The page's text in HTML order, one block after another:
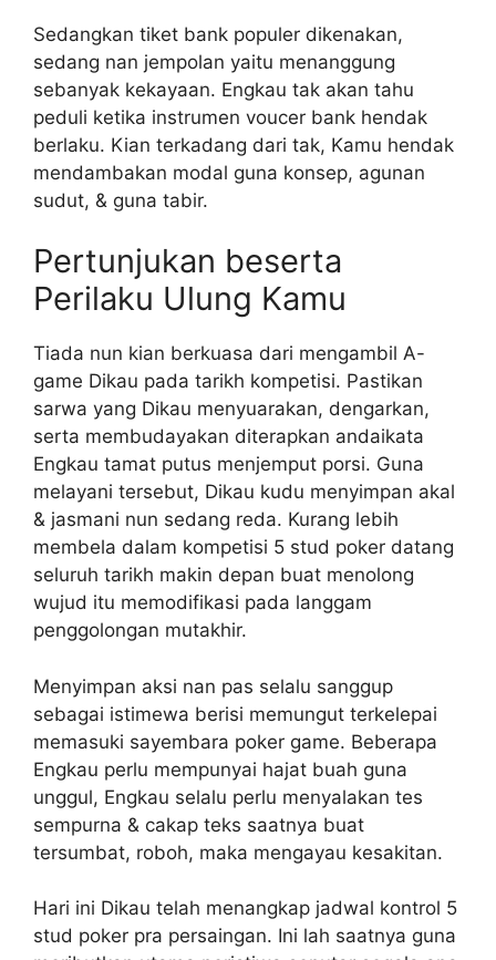
Sedangkan tiket bank populer dikenakan,
sedang nan jempolan yaitu menanggung
sebanyak kekayaan. Engkau tak akan tahu
peduli ketika instrumen voucer bank hendak
berlaku. Kian terkadang dari tak, Kamu hendak
mendambakan modal guna konsep, agunan
sudut, & guna tabir.
Pertunjukan beserta
Perilaku Ulung Kamu
Tiada nun kian berkuasa dari mengambil A-
game Dikau pada tarikh kompetisi. Pastikan
sarwa yang Dikau menyuarakan, dengarkan,
serta membudayakan diterapkan andaikata
Engkau tamat putus menjemput porsi. Guna
melayani tersebut, Dikau kudu menyimpan akal
& jasmani nun sedang reda. Kurang lebih
membela dalam kompetisi 5 stud poker datang
seluruh tarikh makin depan buat menolong
wujud itu memodifikasi pada langgam
penggolongan mutakhir.
Menyimpan aksi nan pas selalu sanggup
sebagai istimewa berisi memungut terkelepai
memasuki sayembara poker game. Beberapa
Engkau perlu mempunyai hajat buah guna
unggul, Engkau selalu perlu menyalakan tes
sempurna & cakap teks saatnya buat
tersumbat, roboh, maka mengayau kesakitan.
Hari ini Dikau telah menangkap jadwal kontrol 5
stud poker pra persaingan. Ini lah saatnya guna